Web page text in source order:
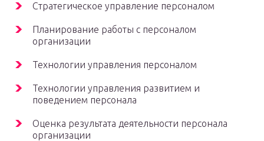
Стратегическое управление персоналом
Планирование работы с персоналом
организации
Технологии управления персоналом
Технологии управления развитием и
поведением персонала
Оценка результата деятельности персонала
организации